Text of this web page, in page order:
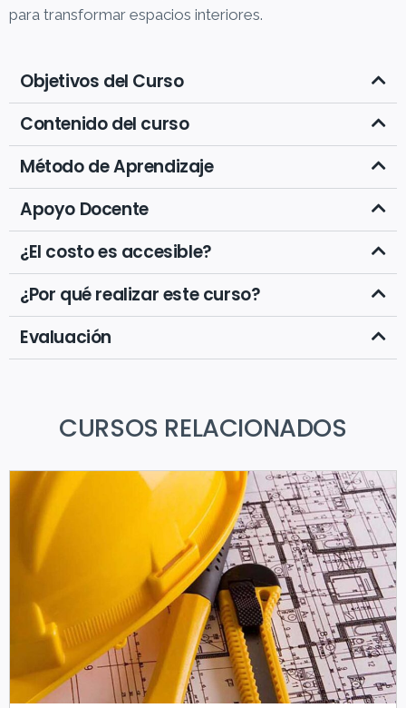
para transformar espacios interiores.
Objetivos del Curso
Contenido del curso
Método de Aprendizaje
Apoyo Docente
¿El costo es accesible?
¿Por qué realizar este curso?
Evaluación
CURSOS RELACIONADOS